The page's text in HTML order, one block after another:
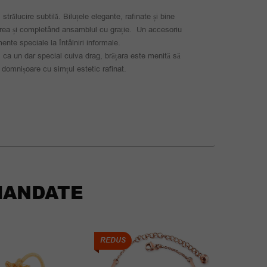
subtilă. Biluțele elegante, rafinate și bine
și completând ansamblul cu grație. Un accesoriu
speciale la întâlniri informale.
un dar special cuiva drag, brățara este menită să
cu simțul estetic rafinat.
REDUS